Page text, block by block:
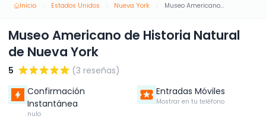
Inicio Estados Unidos Nueva York Museo Americano de Historia Natural de Nueva York
Museo Americano de Historia Natural
de Nueva York
5
(3 reseñas)
Confirmación
Instantánea
nulo
Entradas Móviles
Mostrar en tu teléfono